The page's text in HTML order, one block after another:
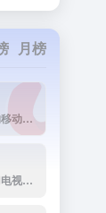
月榜
网飞猫是一款聚合全网影视资源的移动端播放应用，主打免费、高画...
西瓜影院为您提供最新电影、热门电视剧、综艺动漫免费在线观看，高清流畅无广告，海量片源每日更新，打造极致观影体验。